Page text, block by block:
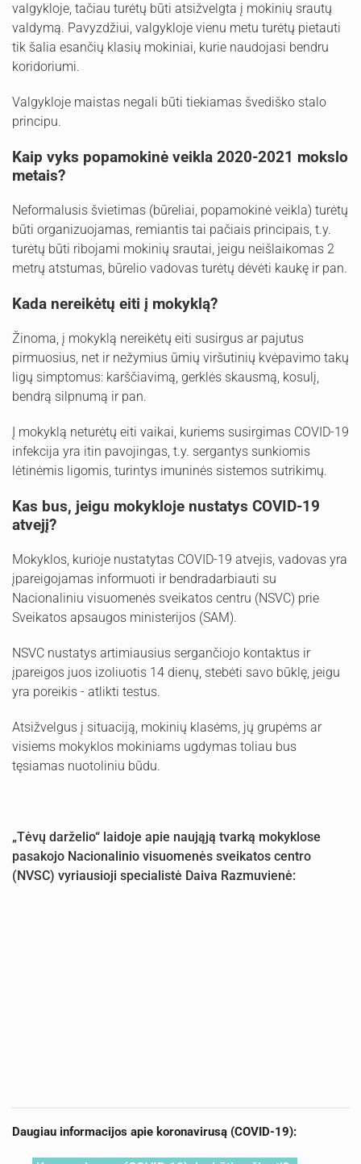
valgykloje, tačiau turėtų būti atsižvelgta į mokinių srautų
valdymą. Pavyzdžiui, valgykloje vienu metu turėtų pietauti
tik šalia esančių klasių mokiniai, kurie naudojasi bendru
koridoriumi.
Valgykloje maistas negali būti tiekiamas švediško stalo
principu.
Kaip vyks popamokinė veikla 2020-2021 mokslo
metais?
Neformalusis švietimas (būreliai, popamokinė veikla) turėtų
būti organizuojamas, remiantis tai pačiais principais, t.y.
turėtų būti ribojami mokinių srautai, jeigu neišlaikomas 2
metrų atstumas, būrelio vadovas turėtų dėvėti kaukę ir pan.
Kada nereikėtų eiti į mokyklą?
Žinoma, į mokyklą nereikėtų eiti susirgus ar pajutus
pirmuosius, net ir nežymius ūmių viršutinių kvėpavimo takų
ligų simptomus: karščiavimą, gerklės skausmą, kosulį,
bendrą silpnumą ir pan.
Į mokyklą neturėtų eiti vaikai, kuriems susirgimas COVID-19
infekcija yra itin pavojingas, t.y. sergantys sunkiomis
lėtinėmis ligomis, turintys imuninės sistemos sutrikimų.
Kas bus, jeigu mokykloje nustatys COVID-19
atvejį?
Mokyklos, kurioje nustatytas COVID-19 atvejis, vadovas yra
įpareigojamas informuoti ir bendradarbiauti su
Nacionaliniu visuomenės sveikatos centru (NSVC) prie
Sveikatos apsaugos ministerijos (SAM).
NSVC nustatys artimiausius sergančiojo kontaktus ir
įpareigos juos izoliuotis 14 dienų, stebėti savo būklę, jeigu
yra poreikis - atlikti testus.
Atsižvelgus į situaciją, mokinių klasėms, jų grupėms ar
visiems mokyklos mokiniams ugdymas toliau bus
tęsiamas nuotoliniu būdu.
„Tėvų darželio“ laidoje apie naująją tvarką mokyklose
pasakojo Nacionalinio visuomenės sveikatos centro
(NVSC) vyriausioji specialistė Daiva Razmuvienė:
Daugiau informacijos apie koronavirusą (COVID-19):